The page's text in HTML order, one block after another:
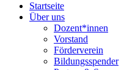
Startseite
Über uns
Dozent*innen
Vorstand
Förderverein
Bildungsspender